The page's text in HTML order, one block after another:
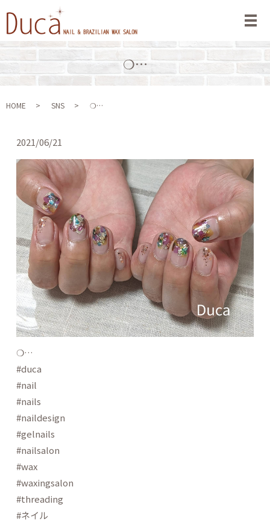
メ
❍…
HOME SNS ❍…
2021/06/21
❍…
#duca
#nail
#nails
#naildesign
#gelnails
#nailsalon
#wax
#waxingsalon
#threading
#ネイル